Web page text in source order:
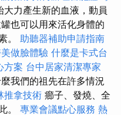
大力產生新的血液，動員
也可以用來活化身體的
。 助聽器補助申請指南
做臉體驗 什麼是卡式台
方案 台中居家清潔專家
我們的祖先在許多情況
推拿技術 癤子、發燒、全
。 專業會議點心服務 熱